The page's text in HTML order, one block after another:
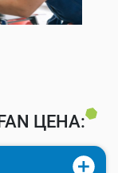
ЦЕНА: